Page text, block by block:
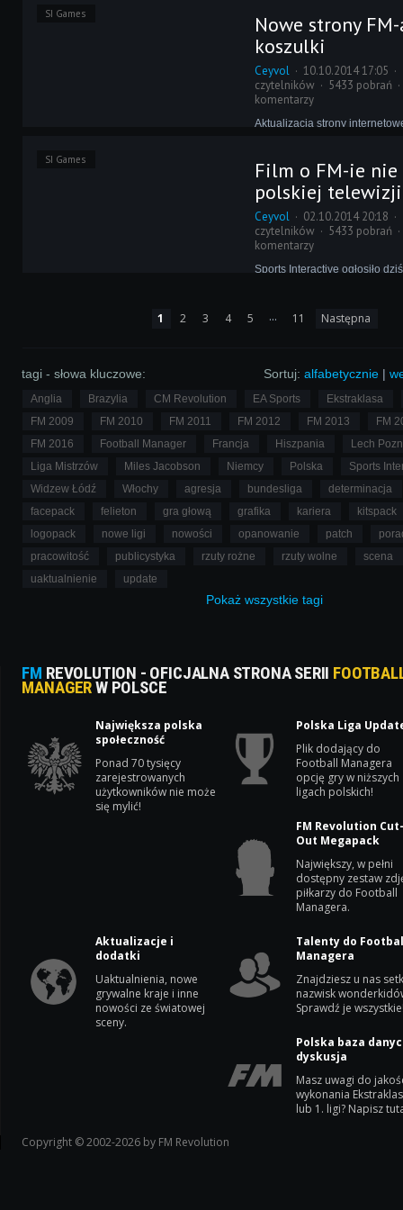
ze Sports Interactive. Będzie
koreańskim produktem SI,
Managerem Online.
SI Games
Nowe strony
koszulki
Ceyvol 10.10.2014 17:05
czytelników
5433 pobrań
komentarzy
Aktualizacja strony
wersja portalu Sports
nie był bardzo przestarzały.
SI Games
Film o FM-ie
polskiej telewizji
Ceyvol 02.10.2014 20:18
czytelników
5433 pobrań
komentarzy
Sports Interactive ogłosiło
premierę telewizyjną. Choć
Polska nie znalazła się
1 2 3 4 5 ... 11 Następna
Sortuj: alfabetycznie |
tagi - słowa kluczowe:
Anglia Brazylia CM Revolution EA Sports
Ekstraklasa
FM 2009
FM 2010 FM 2011 FM 2012 FM 2013
FM
FM 2016
Football Manager Francja Hiszpania
Lech
Liga Mistrzów
Miles Jacobson Niemcy Polska
Sports
Widzew Łódź
Włochy agresja bundesliga
determinacja
facepack
felieton gra głową grafika kariera
kitspack
logopack
nowe ligi nowości opanowanie patch
pracowitość
publicystyka rzuty rożne rzuty wolne
scena
uaktualnienie
update
Pokaż wszystkie tagi
FM REVOLUTION - OFICJALNA STRONA SERII
MANAGERW POLSCE
Największa polska
społeczność
Ponad 70 tysięcy
zarejestrowanych
użytkowników nie może
się mylić!
Polska Liga
Plik dodający do
Football Managera
opcję gry w niższych
ligach polskich!
FM Revolution
Out Megapack
Największy, w pełni
dostępny zestaw
piłkarzy do Football
Managera.
Aktualizacje i
dodatki
Uaktualnienia, nowe
grywalne kraje i inne
nowości ze światowej
sceny.
Talenty do
Managera
Znajdziesz u nas
nazwisk
Sprawdź je
Polska baza
dyskusja
Masz uwagi do
wykonania
lub 1. ligi? Napisz
Copyright © 2002-2026 by FM Revolution